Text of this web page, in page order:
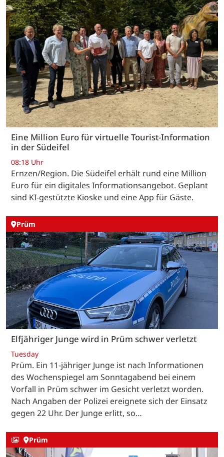
Eine Million Euro für virtuelle Tourist-Information
in der Südeifel
08:18 Uhr
Ernzen/Region. Die Südeifel erhält rund eine Million
Euro für ein digitales Informationsangebot. Geplant
sind KI-gestützte Kioske und eine App für Gäste.
Prüm
Elfjähriger Junge wird in Prüm schwer verletzt
Tuesday
Prüm. Ein 11-jähriger Junge ist nach Informationen
des Wochenspiegel am Sonntagabend bei einem
Vorfall in Prüm schwer im Gesicht verletzt worden.
Nach Angaben der Polizei ereignete sich der Einsatz
gegen 22 Uhr. Der Junge erlitt, so…
Prüm